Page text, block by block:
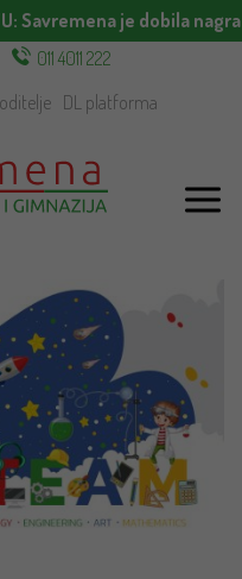
: Savremena je dobila
011 4011 222
DL platforma